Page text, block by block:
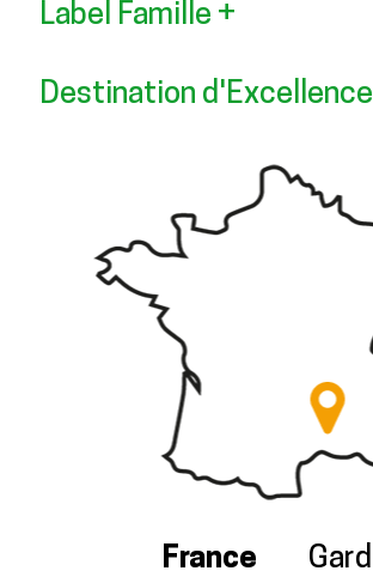
Label Famille +
Destination d'Excellence
France Gard